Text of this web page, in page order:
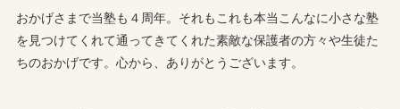
おかげさまで当塾も４周年。それもこれも本当こんなに小さな塾
を見つけてくれて通ってきてくれた素敵な保護者の方々や生徒た
ちのおかげです。心から、ありがとうございます。